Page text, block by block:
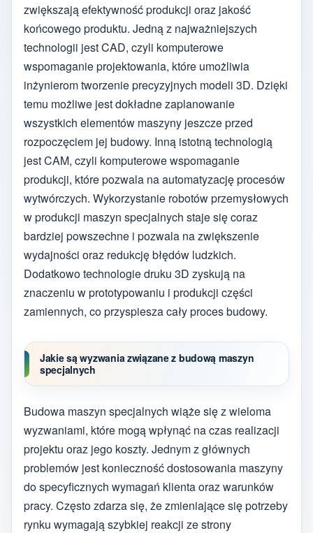
zwiększają efektywność produkcji oraz jakość
końcowego produktu. Jedną z najważniejszych
technologii jest CAD, czyli komputerowe
wspomaganie projektowania, które umożliwia
inżynierom tworzenie precyzyjnych modeli 3D. Dzięki
temu możliwe jest dokładne zaplanowanie
wszystkich elementów maszyny jeszcze przed
rozpoczęciem jej budowy. Inną istotną technologią
jest CAM, czyli komputerowe wspomaganie
produkcji, które pozwala na automatyzację procesów
wytwórczych. Wykorzystanie robotów przemysłowych
w produkcji maszyn specjalnych staje się coraz
bardziej powszechne i pozwala na zwiększenie
wydajności oraz redukcję błędów ludzkich.
Dodatkowo technologie druku 3D zyskują na
znaczeniu w prototypowaniu i produkcji części
zamiennych, co przyspiesza cały proces budowy.
Jakie są wyzwania związane z budową maszyn
specjalnych
Budowa maszyn specjalnych wiąże się z wieloma
wyzwaniami, które mogą wpłynąć na czas realizacji
projektu oraz jego koszty. Jednym z głównych
problemów jest konieczność dostosowania maszyny
do specyficznych wymagań klienta oraz warunków
pracy. Często zdarza się, że zmieniające się potrzeby
rynku wymagają szybkiej reakcji ze strony